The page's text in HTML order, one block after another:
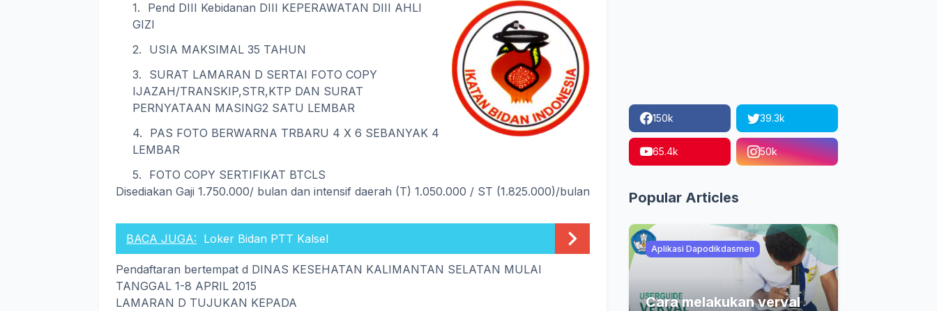
Pend DIII Kebidanan DIII KEPERAWATAN DIII AHLI
GIZI
USIA MAKSIMAL 35 TAHUN
SURAT LAMARAN D SERTAI FOTO COPY
IJAZAH/TRANSKIP,STR,KTP DAN SURAT
PERNYATAAN MASING2 SATU LEMBAR
PAS FOTO BERWARNA TRBARU 4 X 6 SEBANYAK 4
LEMBAR
FOTO COPY SERTIFIKAT BTCLS
Disediakan Gaji 1.750.000/ bulan dan intensif daerah (T) 1.050.000 / ST (1.825.000)/bulan
BACA JUGA: Loker Bidan PTT Kalsel
Pendaftaran bertempat d DINAS KESEHATAN KALIMANTAN SELATAN MULAI
TANGGAL 1-8 APRIL 2015
LAMARAN D TUJUKAN KEPADA
150k 39.3k
65.4k 50k
Popular Articles
Aplikasi Dapodikdasmen
Cara melakukan verval